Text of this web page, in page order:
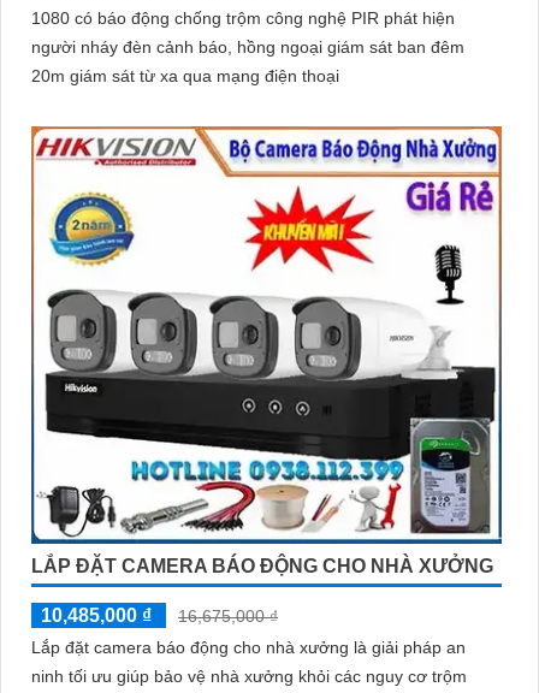
1080 có báo động chống trộm công nghệ PIR phát hiện
người nháy đèn cảnh báo, hồng ngoại giám sát ban đêm
20m giám sát từ xa qua mạng điện thoại
LẮP ĐẶT CAMERA BÁO ĐỘNG CHO NHÀ XƯỞNG
10,485,000 ₫
16,675,000 ₫
Lắp đặt camera báo động cho nhà xưởng là giải pháp an
ninh tối ưu giúp bảo vệ nhà xưởng khỏi các nguy cơ trộm